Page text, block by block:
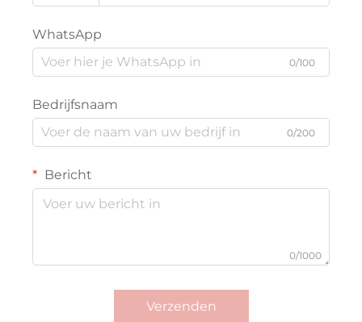
WhatsApp
0/100
Bedrijfsnaam
0/200
Bericht
0/1000
Verzenden